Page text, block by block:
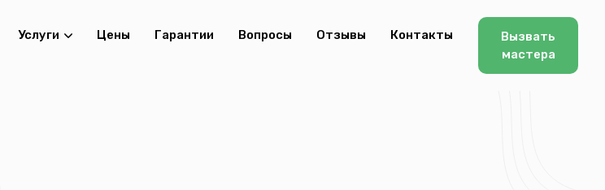
Услуги Цены Гарантии Вопросы Отзывы Контакты
Вызвать
мастера